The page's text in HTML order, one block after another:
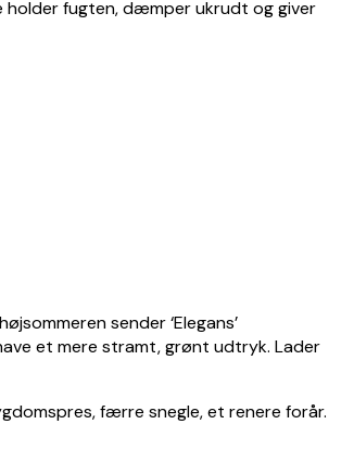
holder fugten, dæmper ukrudt og giver
sender ‘Elegans’
et mere stramt, grønt udtryk. Lader
færre snegle, et renere forår.